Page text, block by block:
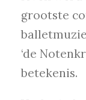
grootste
‘de
betekenis.